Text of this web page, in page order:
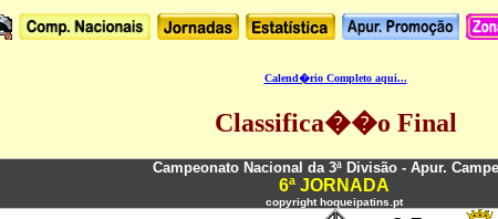
Calend�rio Completo aqui...
Classifica��o Final